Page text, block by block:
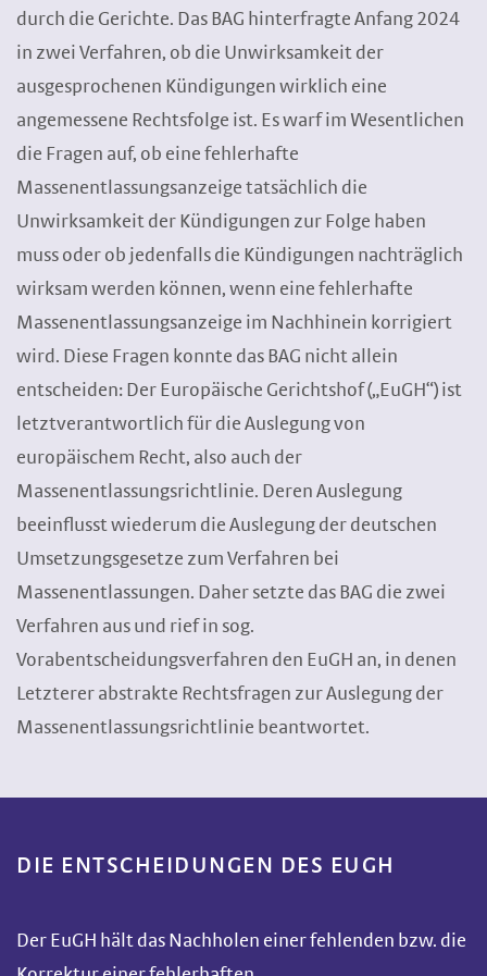
durch die Gerichte. Das BAG hinterfragte Anfang 2024
in zwei Verfahren, ob die Unwirksamkeit der
ausgesprochenen Kündigungen wirklich eine
angemessene Rechtsfolge ist. Es warf im Wesentlichen
die Fragen auf, ob eine fehlerhafte
Massenentlassungsanzeige tatsächlich die
Unwirksamkeit der Kündigungen zur Folge haben
muss oder ob jedenfalls die Kündigungen nachträglich
wirksam werden können, wenn eine fehlerhafte
Massenentlassungsanzeige im Nachhinein korrigiert
wird. Diese Fragen konnte das BAG nicht allein
entscheiden: Der Europäische Gerichtshof („EuGH“) ist
letztverantwortlich für die Auslegung von
europäischem Recht, also auch der
Massenentlassungsrichtlinie. Deren Auslegung
beeinflusst wiederum die Auslegung der deutschen
Umsetzungsgesetze zum Verfahren bei
Massenentlassungen. Daher setzte das BAG die zwei
Verfahren aus und rief in sog.
Vorabentscheidungsverfahren den EuGH an, in denen
Letzterer abstrakte Rechtsfragen zur Auslegung der
Massenentlassungsrichtlinie beantwortet.
DIE ENTSCHEIDUNGEN DES EUGH
Der EuGH hält das Nachholen einer fehlenden bzw. die